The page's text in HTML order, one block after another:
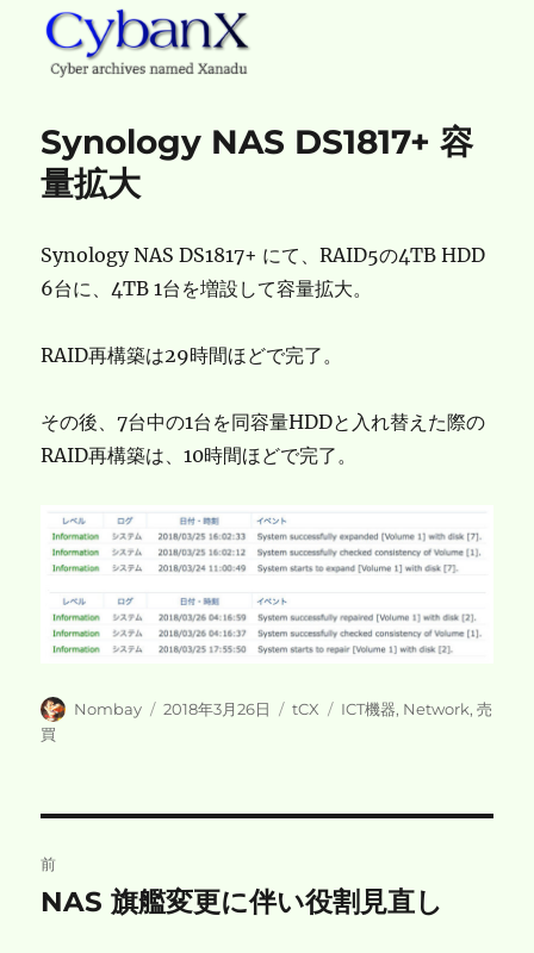
Synology NAS DS1817+ 容
量拡大
Synology NAS DS1817+ にて、RAID5の4TB HDD
6台に、4TB 1台を増設して容量拡大。
RAID再構築は29時間ほどで完了。
その後、7台中の1台を同容量HDDと入れ替えた際の
RAID再構築は、10時間ほどで完了。
投
Nombay
投
2018年3月26日
カ
tCX
タ
ICT機器, Network,売
買
稿
前
前
NAS 旗艦変更に伴い役割見直し